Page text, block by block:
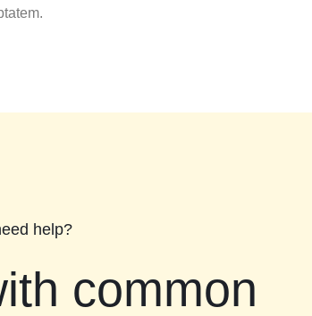
help?
common